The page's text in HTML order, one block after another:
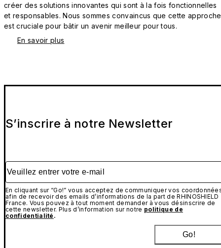
créer des solutions innovantes qui sont à la fois fonctionnelles
et responsables. Nous sommes convaincus que cette approche
est cruciale pour bâtir un avenir meilleur pour tous.
En savoir plus
S’inscrire à notre Newsletter
Veuillez entrer votre e-mail
En cliquant sur “Go!” vous acceptez de communiquer vos
afin de recevoir des emails d’informations de la part de RHINOSHIELD
France. Vous pouvez à tout moment demander à vous désinscrire de
cette newsletter. Plus d’information sur notre politique de
confidentialité .
Go!